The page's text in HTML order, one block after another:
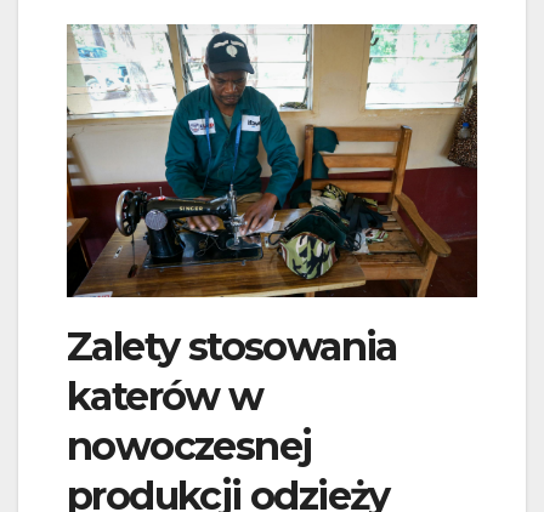
Zalety stosowania
katerów w
nowoczesnej
produkcji odzieży